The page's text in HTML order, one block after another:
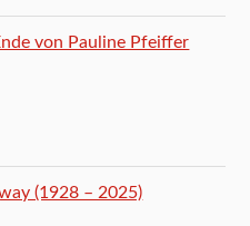
von Pauline Pfeiffer
(1928 – 2025)